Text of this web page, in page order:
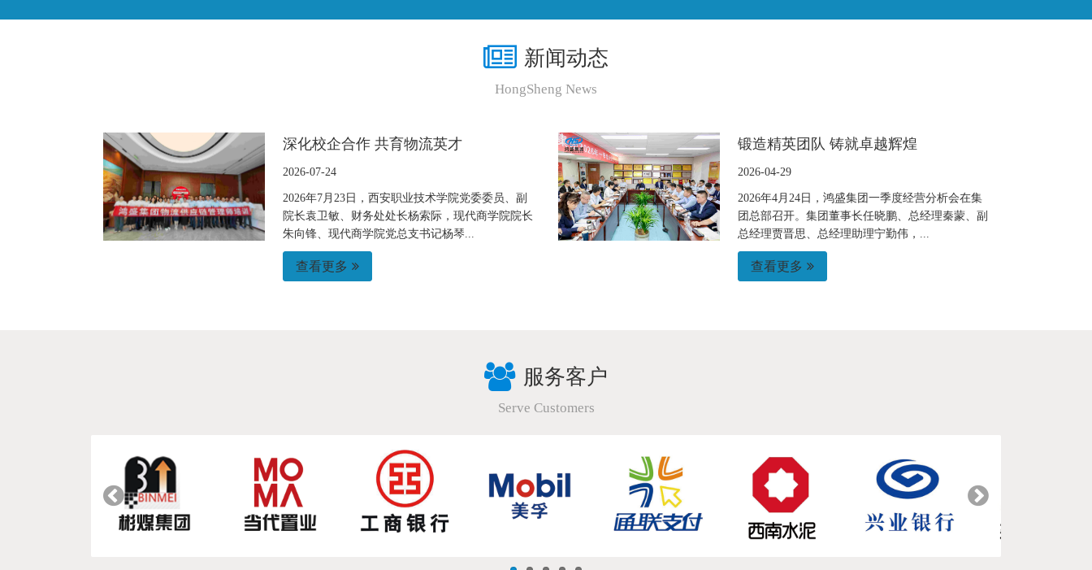
新闻动态
HongSheng News
深化校企合作 共育物流英才
2026-07-24
2026年7月23日，西安职业技术学院党委委员、副
院长袁卫敏、财务处处长杨索际，现代商学院院长
朱向锋、现代商学院党总支书记杨琴...
查看更多
锻造精英团队 铸就卓越辉煌
2026-04-29
2026年4月24日，鸿盛集团一季度经营分析会在集
团总部召开。集团董事长任晓鹏、总经理秦蒙、副
总经理贾晋思、总经理助理宁勤伟，...
查看更多
服务客户
Serve Customers